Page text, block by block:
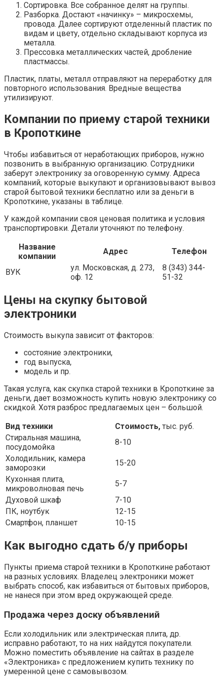
Сортировка. Все собранное делят на группы.
Разборка. Достают «начинку» – микросхемы,
провода. Далее сортируют отделенный пластик по
видам и цвету, отдельно складывают корпуса из
металла.
Прессовка металлических частей, дробление
пластмассы.
Пластик, платы, металл отправляют на переработку для
повторного использования. Вредные вещества
утилизируют.
Компании по приему старой техники
в Кропоткине
Чтобы избавиться от неработающих приборов, нужно
позвонить в выбранную организацию. Сотрудники
заберут электронику за оговоренную сумму. Адреса
компаний, которые выкупают и организовывают вывоз
старой бытовой техники бесплатно или за деньги в
Кропоткине, указаны в таблице.
У каждой компании своя ценовая политика и условия
транспортировки. Детали уточняют по телефону.
Название
компании
Адрес Телефон
ВУК
ул. Московская, д. 273,
оф. 12
8 (343) 344-
51-32
Цены на скупку бытовой
электроники
Стоимость выкупа зависит от факторов:
состояние электроники,
год выпуска,
модель и пр.
Такая услуга, как скупка старой техники в Кропоткине за
деньги, дает возможность купить новую электронику со
скидкой. Хотя разброс предлагаемых цен – большой.
Вид техники
Стоимость, тыс. руб.
Стиральная машина,
посудомойка
8-10
Холодильник, камера
заморозки
15-20
Кухонная плита,
микроволновая печь
5-7
Духовой шкаф
7-10
ПК, ноутбук
12-15
Смартфон, планшет
10-15
Как выгодно сдать б/у приборы
Пункты приема старой техники в Кропоткине работают
на разных условиях. Владелец электроники может
выбрать способ, как избавиться от бытовых приборов,
не нанеся при этом вред окружающей среде.
Продажа через доску объявлений
Если холодильник или электрическая плита, др.
исправно работают, то на них найдутся покупатели.
Можно поместить объявление на сайтах в разделе
«Электроника» с предложением купить технику по
умеренной цене с самовывозом.